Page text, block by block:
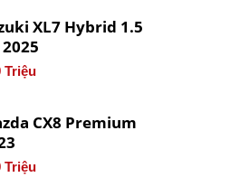
XL7 Hybrid 1.5
Triệu
CX8 Premium
Triệu